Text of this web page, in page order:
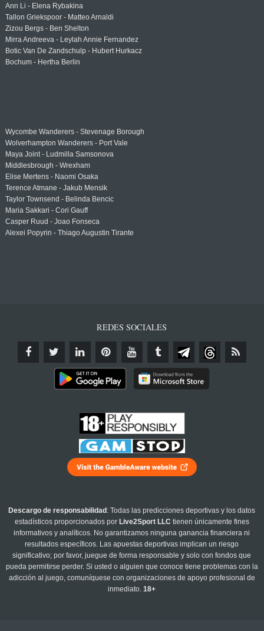
Ann Li - Elena Rybakina
Tallon Griekspoor - Matteo Arnaldi
Zizou Bergs - Ben Shelton
Mirra Andreeva - Leylah Annie Fernandez
Botic Van De Zandschulp - Hubert Hurkacz
Bochum - Hertha Berlin
Wycombe Wanderers - Stevenage Borough
Wolverhampton Wanderers - Port Vale
Maya Joint - Ludmilla Samsonova
Middlesbrough - Wrexham
Elise Mertens - Naomi Osaka
Terence Atmane - Jakub Mensik
Taylor Townsend - Belinda Bencic
Maria Sakkari - Cori Gauff
Casper Ruud - Joao Fonseca
Alexei Popyrin - Thiago Augustin Tirante
REDES SOCIALES
Descargo de responsabilidad : Todas las predicciones deportivas y los datos
estadísticos proporcionados por Live2Sport LLC tienen únicamente fines
informativos y analíticos. No garantizamos ninguna ganancia financiera ni
resultados específicos. Las apuestas deportivas implican un riesgo
significativo; por favor, juegue de forma responsable y solo con fondos que
pueda permitirse perder. Si usted o alguien que conoce tiene problemas con la
adicción al juego, comuníquese con organizaciones de apoyo profesional de
inmediato.18+